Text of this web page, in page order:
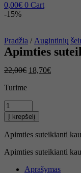
0,00€ 0 Cart
-15%
Pradžia / Augintinių
Apimties
22,00€ 18,70€
Turime
produkto
kiekis:
Apimties
suteikianti
kaukė
Sealight
Į krepšelį
Apimties suteikianti
Apimties suteikianti
Aprašymas